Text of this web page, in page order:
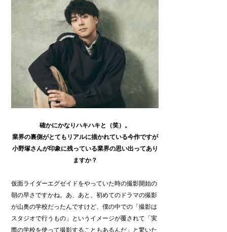
確かにかなりハキハキと（笑）。
業界の裏側がとてもリアルに描かれている今作ですが
小野塚さんが印象に残っている業界の思い出ってあり
ますか？
仮面ライダーエグゼイドをやっていた時の撮影開始の
朝の早さですかね。あ、あと、初めてのドラマの撮影
が山奥の学校だったんですけど、僕の中での「撮影は
スタジオで行うもの」というイメージが覆されて「実
際の学校を使って撮影することもあるんだ」と驚いた